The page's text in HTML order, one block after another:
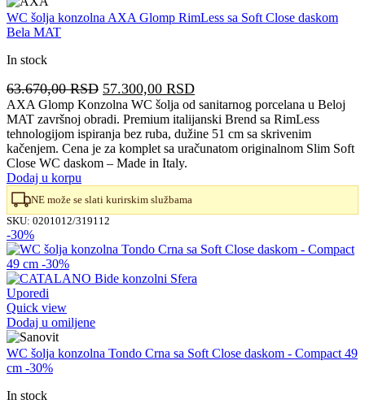
WC šolja konzolna AXA Glomp RimLess sa Soft Close daskom
Bela MAT
In stock
63.670,00RSD Originalna
cena
je
bila:
63.670,00 RSD.
57.300,00 RSDTrenutna
cena
je:
57.300,00 RSD.
AXA Glomp Konzolna WC šolja od sanitarnog porcelana u Beloj
MAT završnoj obradi. Premium italijanski Brend sa RimLess
tehnologijom ispiranja bez ruba, dužine 51 cm sa skrivenim
kačenjem. Cena je za komplet sa uračunatom originalnom Slim Soft
Close WC daskom – Made in Italy.
Dodaj u korpu
NE može se slati kurirskim službama
SKU: 0201012/319112
-30%
Uporedi
Quick view
Dodaj u omiljene
WC šolja konzolna Tondo Crna sa Soft Close daskom - Compact 49
cm -30%
In stock